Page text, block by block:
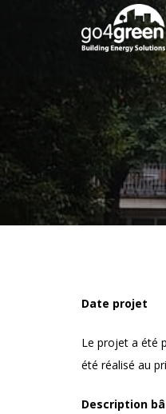
Date projet
Le projet a été
été réalisé au
Description